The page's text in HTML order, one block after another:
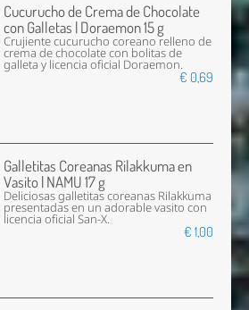
Cucurucho de Crema de Chocolate
con Galletas | Doraemon 15 g
Crujiente cucurucho coreano relleno de
crema de chocolate con bolitas de
galleta y licencia oficial Doraemon.
€ 0,69
Galletitas Coreanas Rilakkuma en
Vasito | NAMU 17 g
Deliciosas galletitas coreanas Rilakkuma
presentadas en un adorable vasito con
licencia oficial San-X.
€ 1,00